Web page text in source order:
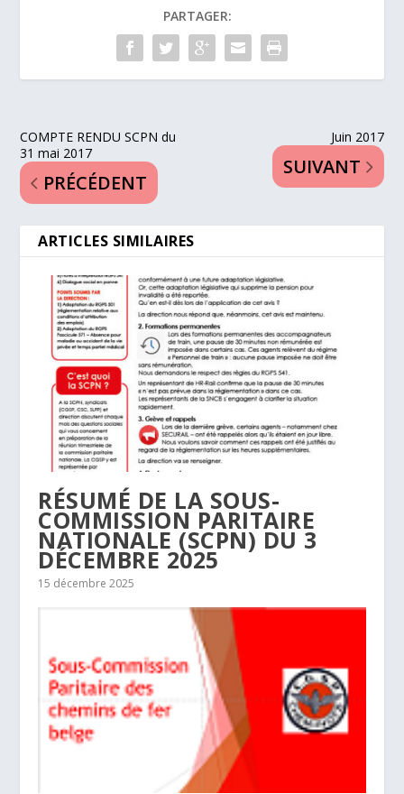
PARTAGER:
COMPTE RENDU SCPN du
31 mai 2017
PRÉCÉDENT
Juin 2017
SUIVANT
ARTICLES SIMILAIRES
RÉSUMÉ DE LA SOUS-
COMMISSION PARITAIRE
NATIONALE (SCPN) DU 3
DÉCEMBRE 2025
15 décembre 2025